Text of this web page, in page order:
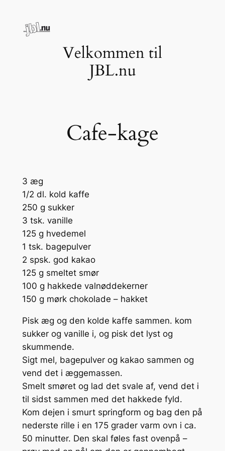
indhold
Velkommen til
JBL.nu
Cafe-kage
3 æg
1/2 dl. kold kaffe
250 g sukker
3 tsk. vanille
125 g hvedemel
1 tsk. bagepulver
2 spsk. god kakao
125 g smeltet smør
100 g hakkede valnøddekerner
150 g mørk chokolade – hakket
Pisk æg og den kolde kaffe sammen. kom
sukker og vanille i, og pisk det lyst og
skummende.
Sigt mel, bagepulver og kakao sammen og
vend det i æggemassen.
Smelt smøret og lad det svale af, vend det i
til sidst sammen med det hakkede fyld.
Kom dejen i smurt springform og bag den på
nederste rille i en 175 grader varm ovn i ca.
50 minutter. Den skal føles fast ovenpå –